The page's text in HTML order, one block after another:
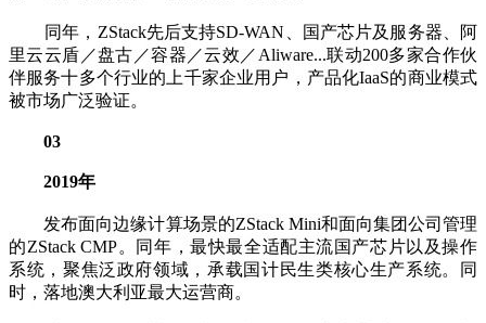
同年，ZStack先后支持SD-WAN、国产芯片及服务器、阿
里云云盾／盘古／容器／云效／Aliware...联动200多家合作伙
伴服务十多个行业的上千家企业用户，产品化IaaS的商业模式
被市场广泛验证。
03
2019年
发布面向边缘计算场景的ZStack Mini和面向集团公司管理
的ZStack CMP。同年，最快最全适配主流国产芯片以及操作
系统，聚焦泛政府领域，承载国计民生类核心生产系统。同
时，落地澳大利亚最大运营商。